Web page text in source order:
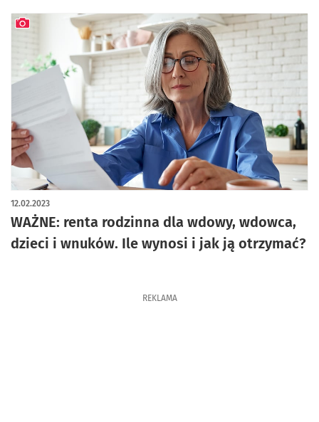
WAŻNE: renta rodzinna dla wdowy, wdowca,
dzieci i wnuków. Ile wynosi i jak ją otrzymać?
12.02.2023
artykuł z galerią zdjęć
REKLAMA